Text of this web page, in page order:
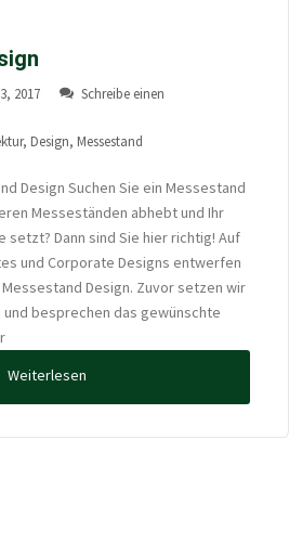
2017
Schreibe einen
, Design, Messestand
Design Suchen Sie ein Messestand
Messeständen abhebt und Ihr
Dann sind Sie hier richtig! Auf
und Corporate Designs entwerfen
Design. Zuvor setzen wir
und besprechen das gewünschte
Weiterlesen